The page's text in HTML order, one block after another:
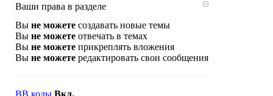
Ваши права в разделе
Вы не можете создавать новые темы
Вы не можете отвечать в темах
Вы не можете прикреплять вложения
Вы не можете редактировать свои сообщения
BB коды Вкл.